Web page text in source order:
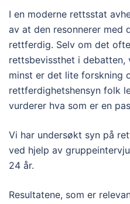
I en moderne rettsstat
av at den resonnerer med
rettferdig. Selv om det
rettsbevissthet i
minst er det lite forskning
rettferdighetshensyn folk
vurderer hva som er en
Vi har undersøkt syn på
ved hjelp av
24 år.
Resultatene, som er